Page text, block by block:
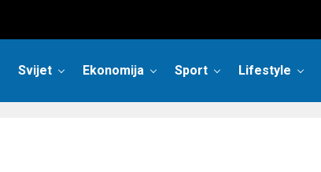
Svijet Ekonomija Sport Lifestyle